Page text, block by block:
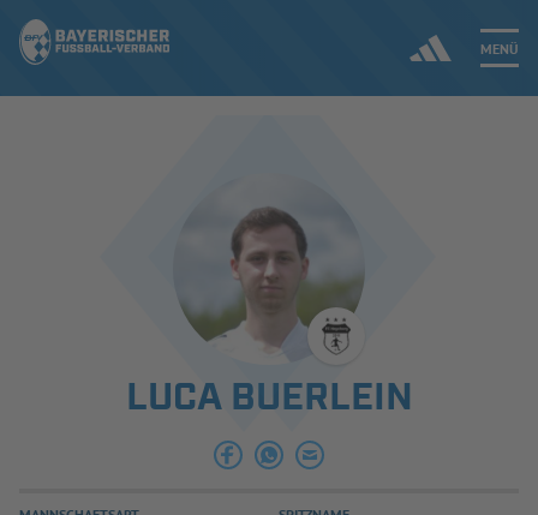
MENÜ
ERGEBNISSE & WETTBEWERBE
SPIELBETRIEB & VERBANDSLEBEN
AUSBILDUNG & FÖRDERUNG
LUCA BUERLEIN